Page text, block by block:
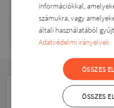
információkkal,
számukra, vagy
általi használatából
Adatvédelmi irányelvek
ÖSSZES
ÖSSZES